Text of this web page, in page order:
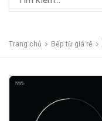
Trang chủ Bếp từ giá rẻ